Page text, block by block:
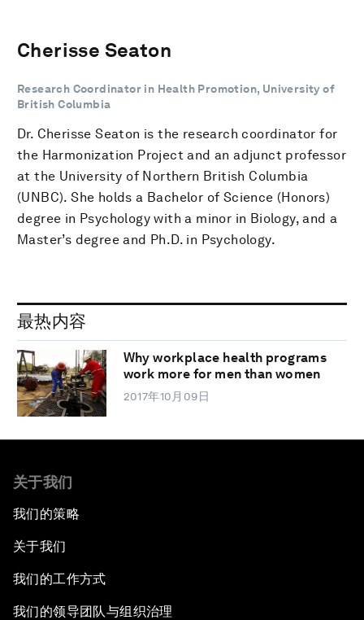
Cherisse Seaton
Research Coordinator in Health Promotion, University of
British Columbia
Dr. Cherisse Seaton is the research coordinator for
the Harmonization Project and an adjunct professor
at the University of Northern British Columbia
(UNBC). She holds a Bachelor of Science (Honors)
degree in Psychology with a minor in Biology, and a
Master’s degree and Ph.D. in Psychology.
最热内容
Why workplace health programs
work more for men than women
2017年10月09日
关于我们
我们的策略
关于我们
我们的工作方式
我们的领导团队与组织治理